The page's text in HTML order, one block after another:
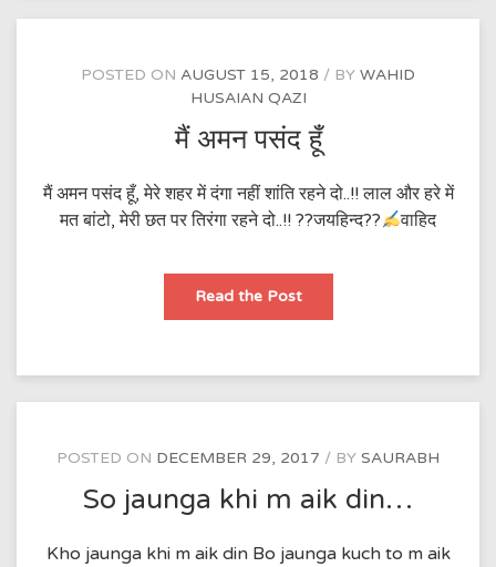
POSTED ON AUGUST 15, 2018 BY WAHID
HUSAIAN QAZI
मैं अमन पसंद हूँ
मैं अमन पसंद हूँ, मेरे शहर में दंगा नहीं शांति रहने दो..!! लाल और हरे में
मत बांटो, मेरी छत पर तिरंगा रहने दो..!! ??जयहिन्द??
वाहिद
Read the Postमैं
पसंद
POSTED ON DECEMBER 29, 2017 BY SAURABH
So jaunga khi m aik din…
Kho jaunga khi m aik din Bo jaunga kuch to m aik